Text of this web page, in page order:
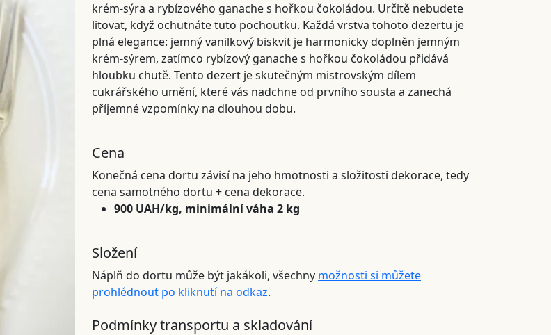
krém-sýra a rybízového ganache s hořkou čokoládou. Určitě nebudete
litovat, když ochutnáte tuto pochoutku. Každá vrstva tohoto dezertu je
plná elegance: jemný vanilkový biskvit je harmonicky doplněn jemným
krém-sýrem, zatímco rybízový ganache s hořkou čokoládou přidává
hloubku chutě. Tento dezert je skutečným mistrovským dílem
cukrářského umění, které vás nadchne od prvního sousta a zanechá
příjemné vzpomínky na dlouhou dobu.
Cena
Konečná cena dortu závisí na jeho hmotnosti a složitosti dekorace, tedy
cena samotného dortu + cena dekorace.
900 UAH/kg, minimální váha 2 kg
Složení
Náplň do dortu může být jakákoli, všechny možnosti si můžete
prohlédnout po kliknutí na odkaz.
Podmínky transportu a skladování